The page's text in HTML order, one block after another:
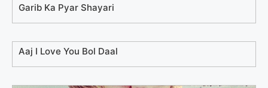
Garib Ka Pyar Shayari
Aaj I Love You Bol Daal